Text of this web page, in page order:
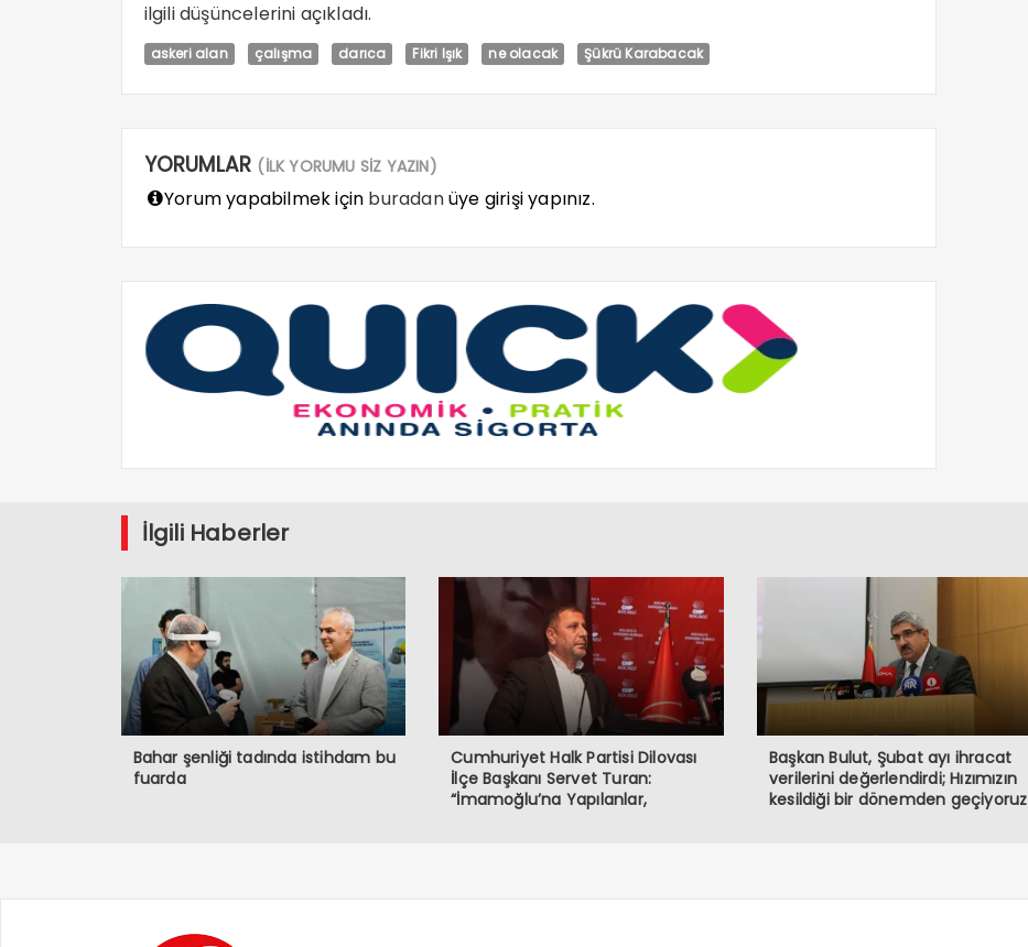
ilgili düşüncelerini açıkladı.
askeri alan çalışma darıca Fikri Işık ne olacak Şükrü Karabacak
YORUMLAR (İLK YORUMU SİZ YAZIN)
Yorum yapabilmek için buradanüye girişi yapınız.
İlgili Haberler
Bahar şenliği tadında istihdam bu
fuarda
Cumhuriyet Halk Partisi Dilovası
İlçe Başkanı Servet Turan:
“İmamoğlu’na Yapılanlar,
Başkan Bulut, Şubat ayı ihracat
verilerini değerlendirdi; Hızımızın
kesildiği bir dönemden geçiyoruz